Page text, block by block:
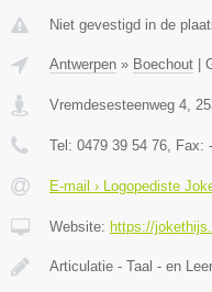
Niet gevestigd in de
Antwerpen » Boechout
Vremdesesteenweg 4,
Tel: 0479 39 54 76, Fax: -
E-mail › Logopediste
Website: https://
Articulatie - Taal - en